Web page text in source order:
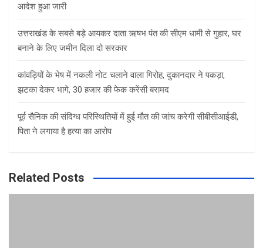
आदेश हुआ जारी
उत्तराखंड के सबसे बड़े आयकर दाता ऋषभ पंत की सीएम धामी से गुहार, घर
बनाने के लिए जमीन दिला दो सरकार
कांवड़ियों के भेष में नकली नोट चलाने वाला गिरोह, दुकानदार ने पकड़ा,
झटका देकर भागे, 30 हजार की फेक करेंसी बरामद
पूर्व सैनिक की संदिग्ध परिस्थितियों में हुई मौत की जांच करेगी सीबीसीआईडी,
पिता ने लगाया है हत्या का आरोप
Related Posts